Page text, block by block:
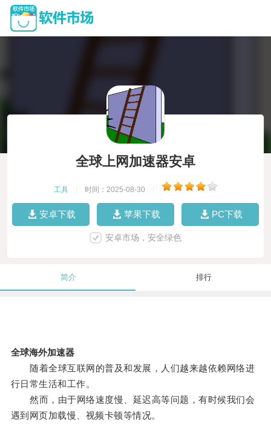
全球上网加速器安卓
工具 时间：2025-08-30
安卓下载 苹果下载 PC下载
安卓市场，安全绿色
简介 排行
全球海外加速器
随着全球互联网的普及和发展，人们越来越依赖网络进
行日常生活和工作。
然而，由于网络速度慢、延迟高等问题，有时候我们会
遇到网页加载慢、视频卡顿等情况。